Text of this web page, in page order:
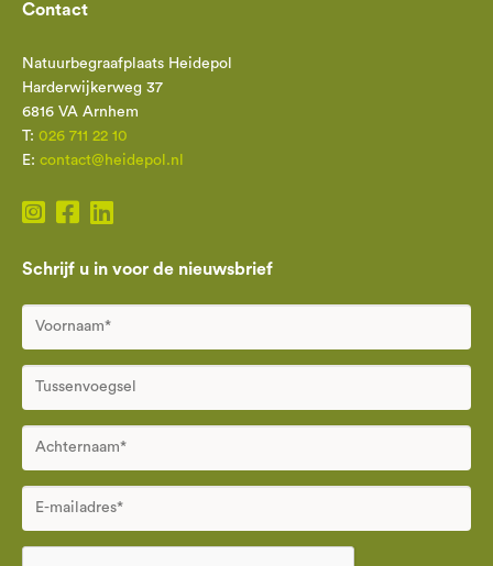
Contact
Natuurbegraafplaats Heidepol
Harderwijkerweg 37
6816 VA Arnhem
T: 026 711 22 10
E: contact@heidepol.nl
Schrijf u in voor de nieuwsbrief